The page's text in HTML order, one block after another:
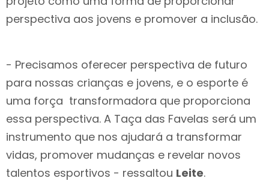
perspectiva aos jovens e promover a inclusão.
- Precisamos oferecer perspectiva de futuro
para nossas crianças e jovens, e o esporte é
uma força transformadora que proporciona
essa perspectiva. A Taça das Favelas será um
instrumento que nos ajudará a transformar
vidas, promover mudanças e revelar novos
talentos esportivos - ressaltou Leite.